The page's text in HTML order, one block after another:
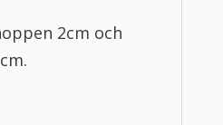
2cm och